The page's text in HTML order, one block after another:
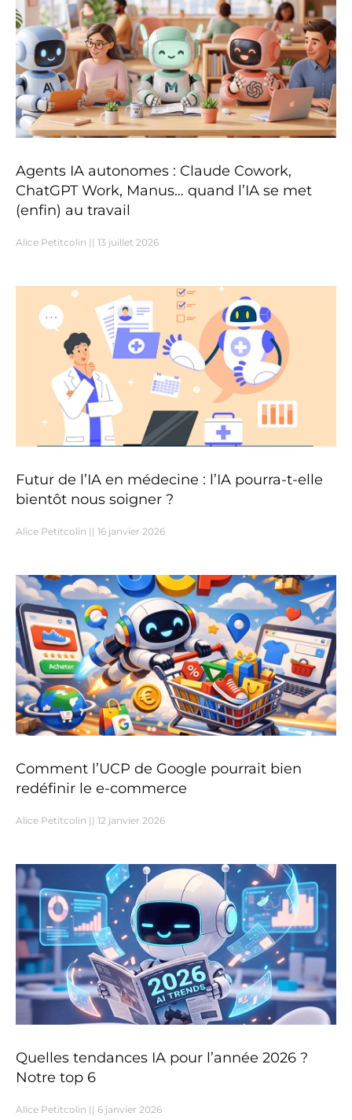
Agents IA autonomes : Claude Cowork,
ChatGPT Work, Manus… quand l’IA se met
(enfin) au travail
Alice Petitcolin 13 juillet 2026
Futur de l’IA en médecine : l’IA pourra-t-elle
bientôt nous soigner ?
Alice Petitcolin 16 janvier 2026
Comment l’UCP de Google pourrait bien
redéfinir le e-commerce
Alice Petitcolin 12 janvier 2026
Quelles tendances IA pour l’année 2026 ?
Notre top 6
Alice Petitcolin 6 janvier 2026